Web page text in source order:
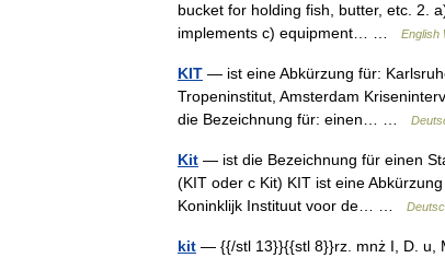
bucket for holding fish, butter, etc. 2.
implements c) equipment… …
English
KIT — ist eine Abkürzung für:
Tropeninstitut, Amsterdam
die Bezeichnung für: einen… …
Kit — ist die Bezeichnung für einen
(KIT oder c Kit) KIT ist eine
Koninklijk Instituut voor de… …
kit — {{/stl 13}}{{stl 8}}rz. mnż I, D. u,